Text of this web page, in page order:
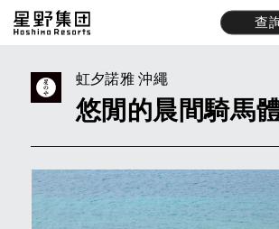
查
尋找飯店
品牌
體驗
虹夕諾雅 沖繩
悠閒的晨間騎馬